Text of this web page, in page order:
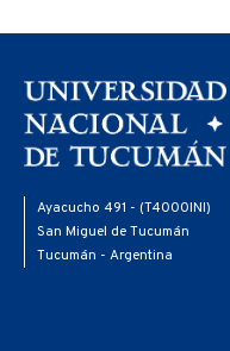
Ayacucho 491 - (T4000INI)
San Miguel de Tucumán
Tucumán - Argentina